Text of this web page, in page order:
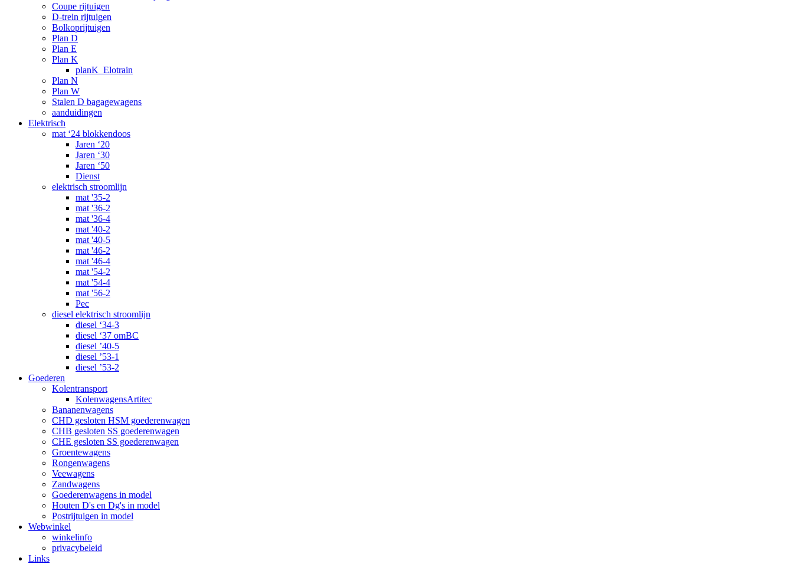
Coupe rijtuigen
D-trein rijtuigen
Bolkoprijtuigen
Plan D
Plan E
Plan K
planK_Elotrain
Plan N
Plan W
Stalen D bagagewagens
aanduidingen
Elektrisch
mat ‘24 blokkendoos
Jaren ‘20
Jaren ‘30
Jaren ‘50
Dienst
elektrisch stroomlijn
mat '35-2
mat '36-2
mat '36-4
mat '40-2
mat '40-5
mat '46-2
mat '46-4
mat '54-2
mat '54-4
mat '56-2
Pec
diesel elektrisch stroomlijn
diesel ‘34-3
diesel ‘37 omBC
diesel ’40-5
diesel ’53-1
diesel ’53-2
Goederen
Kolentransport
KolenwagensArtitec
Bananenwagens
CHD gesloten HSM goederenwagen
CHB gesloten SS goederenwagen
CHE gesloten SS goederenwagen
Groentewagens
Rongenwagens
Veewagens
Zandwagens
Goederenwagens in model
Houten D's en Dg's in model
Postrijtuigen in model
Webwinkel
winkelinfo
privacybeleid
Links